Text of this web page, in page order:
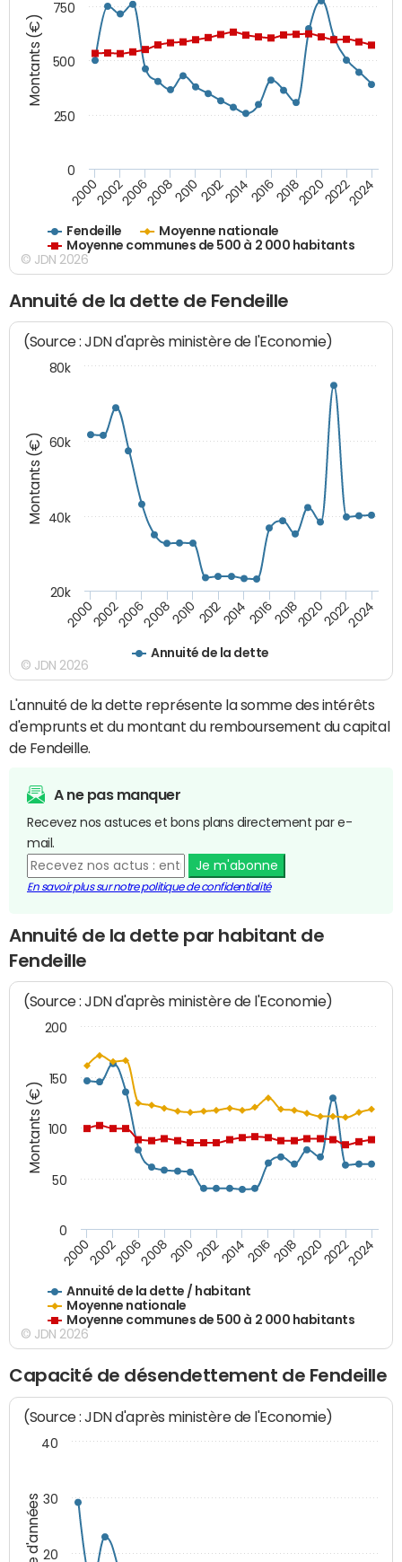
Montants (€)
Fendeille
Moyenne nationale
Moyenne communes de 500 à 2 000 habitants
200020022006200820102012201420162018202020222024
0
250
500
750
© JDN 2026
Annuité de la dette de Fendeille
Montants (€)
(Source : JDN d'après ministère de l'Economie)
Annuité de la dette
20002002200620082010 2012201420162018202020222024
20k
40k
60k
80k
© JDN 2026
L'annuité de la dette représente la somme des intérêts
d'emprunts et du montant du remboursement du capital
de Fendeille.
A ne pas manquer
Recevez nos astuces et bons plans directement par e-
mail.
Je m'abonne
En savoir plus sur notre politique de confidentialité
Annuité de la dette par habitant de
Fendeille
Montants (€)
(Source : JDN d'après ministère de l'Economie)
Annuité de la dette / habitant
Moyenne nationale
Moyenne communes de 500 à 2 000 habitants
200020022006200820102012201420162018202020222024
0
50
100
150
200
© JDN 2026
Capacité de désendettement de Fendeille
(Source : JDN d'après ministère de l'Economie)
20
30
40